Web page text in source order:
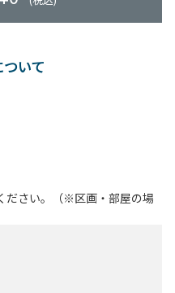
いて
ださい。（※区画・部屋の場